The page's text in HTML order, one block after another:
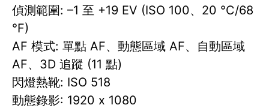
偵測範圍: –1 至 +19 EV (ISO 100、20 °C/68
°F)
AF 模式: 單點 AF、動態區域 AF、自動區域
AF、3D 追蹤 (11 點)
閃燈熱靴: ISO 518
動態錄影: 1920 x 1080